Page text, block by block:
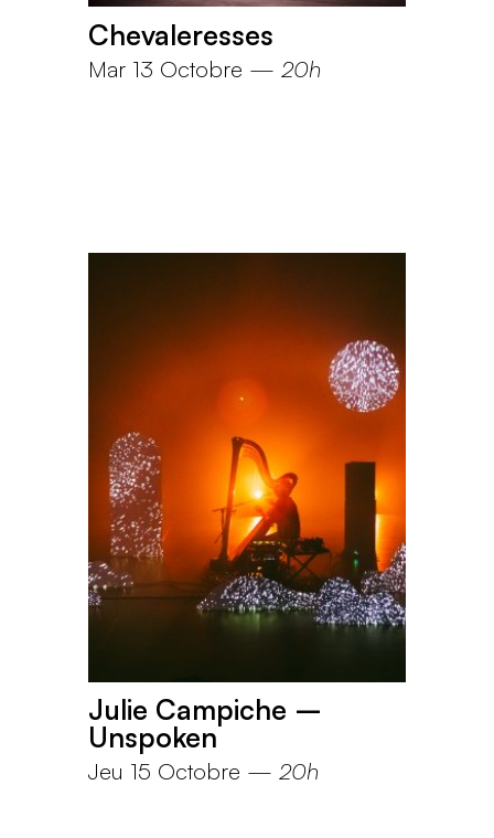
Chevaleresses
Mar 13 Octobre — 20h
Julie Campiche –
Unspoken
Jeu 15 Octobre — 20h